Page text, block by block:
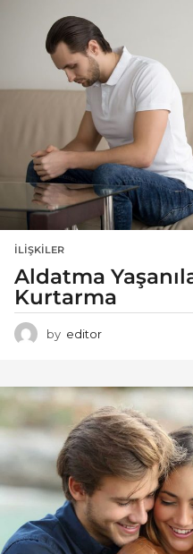
İLIŞKILER
Aldatma
Kurtarma
by editor